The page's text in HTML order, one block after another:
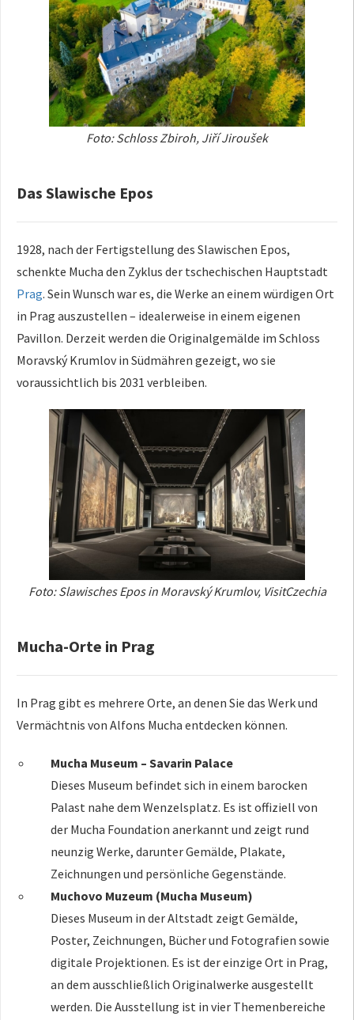
Foto: Schloss Zbiroh, Jiří Jiroušek
Das Slawische Epos
1928, nach der Fertigstellung des Slawischen Epos,
schenkte Mucha den Zyklus der tschechischen Hauptstadt
Prag. Sein Wunsch war es, die Werke an einem würdigen Ort
in Prag auszustellen – idealerweise in einem eigenen
Pavillon. Derzeit werden die Originalgemälde im Schloss
Moravský Krumlov in Südmähren gezeigt, wo sie
voraussichtlich bis 2031 verbleiben.
Foto: Slawisches Epos in Moravský Krumlov, VisitCzechia
Mucha-Orte in Prag
In Prag gibt es mehrere Orte, an denen Sie das Werk und
Vermächtnis von Alfons Mucha entdecken können.
Mucha Museum – Savarin Palace
Dieses Museum befindet sich in einem barocken
Palast nahe dem Wenzelsplatz. Es ist offiziell von
der Mucha Foundation anerkannt und zeigt rund
neunzig Werke, darunter Gemälde, Plakate,
Zeichnungen und persönliche Gegenstände.
Muchovo Muzeum (Mucha Museum)
Dieses Museum in der Altstadt zeigt Gemälde,
Poster, Zeichnungen, Bücher und Fotografien sowie
digitale Projektionen. Es ist der einzige Ort in Prag,
an dem ausschließlich Originalwerke ausgestellt
werden. Die Ausstellung ist in vier Themenbereiche